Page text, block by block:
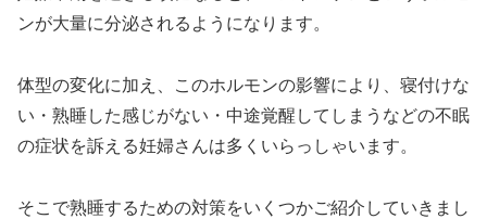
ンが大量に分泌されるようになります。
体型の変化に加え、このホルモンの影響により、寝付けな
い・熟睡した感じがない・中途覚醒してしまうなどの不眠
の症状を訴える妊婦さんは多くいらっしゃいます。
そこで熟睡するための対策をいくつかご紹介していきまし